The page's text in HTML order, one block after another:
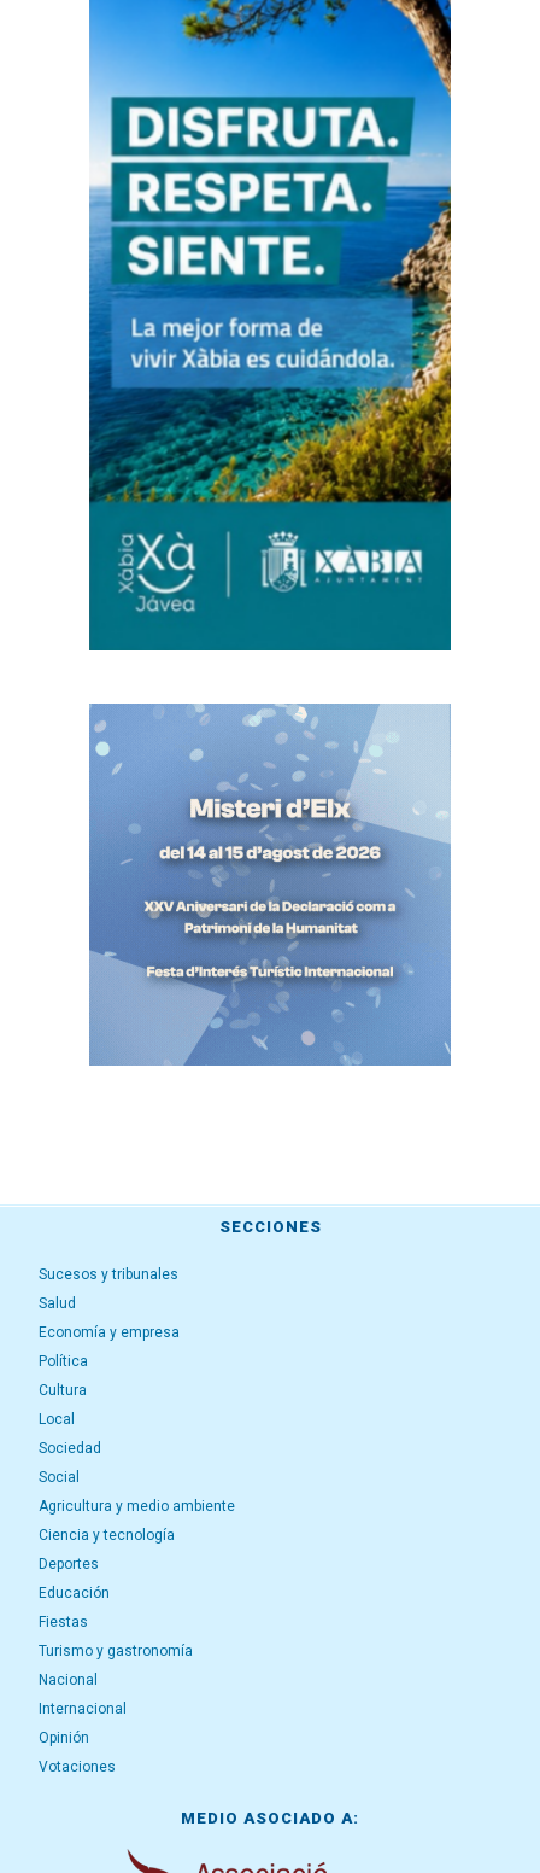
SECCIONES
Sucesos y tribunales
Salud
Economía y empresa
Política
Cultura
Local
Sociedad
Social
Agricultura y medio ambiente
Ciencia y tecnología
Deportes
Educación
Fiestas
Turismo y gastronomía
Nacional
Internacional
Opinión
Votaciones
MEDIO ASOCIADO A: